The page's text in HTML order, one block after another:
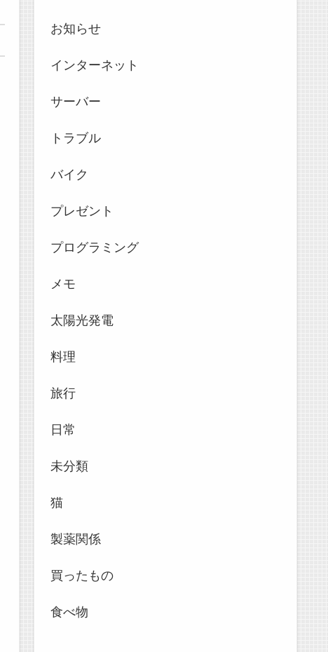
お知らせ
インターネット
サーバー
トラブル
バイク
プレゼント
プログラミング
メモ
太陽光発電
料理
旅行
日常
未分類
猫
製薬関係
買ったもの
食べ物